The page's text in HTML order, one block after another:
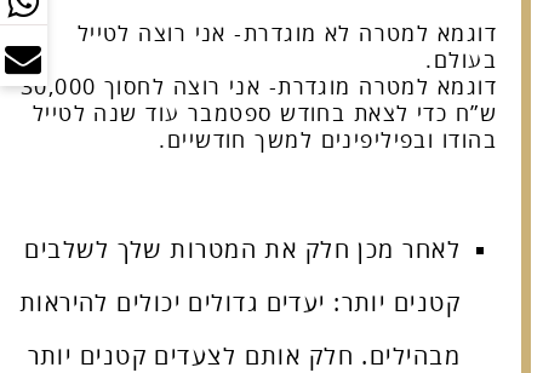
דוגמא למטרה לא מוגדרת- אני רוצה לטייל
בעולם.
דוגמא למטרה מוגדרת- אני רוצה לחסוך 30,000
ש”ח כדי לצאת בחודש ספטמבר עוד שנה לטייל
בהודו ובפיליפינים למשך חודשיים.
לאחר מכן חלק את המטרות שלך לשלבים
קטנים יותר: יעדים גדולים יכולים להיראות
מבהילים. חלק אותם לצעדים קטנים יותר